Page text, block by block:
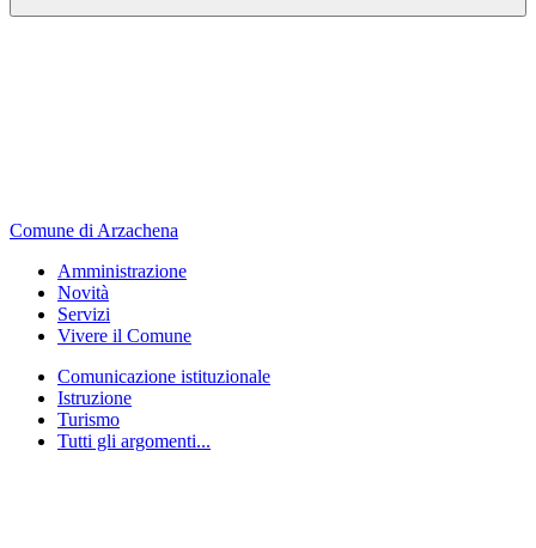
Comune di Arzachena
Amministrazione
Novità
Servizi
Vivere il Comune
Comunicazione istituzionale
Istruzione
Turismo
Tutti gli argomenti...